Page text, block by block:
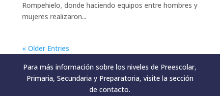
Rompehielo, donde haciendo equipos entre hombres y
mujeres realizaron...
« Older Entries
Para más información sobre los niveles de Preescolar,
Primaria, Secundaria y Preparatoria, visite la sección
de contacto.